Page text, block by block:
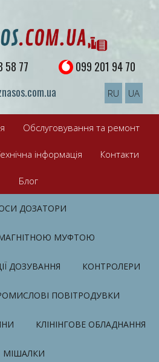
58 77
099 201 94 70
RU UA
Обслуговування та ремонт
інформація Контакти
Блог
ДОЗАТОРИ
МУФТОЮ
ДОЗУВАННЯ КОНТРОЛЕРИ
ПОВІТРОДУВКИ
КЛІНІНГОВЕ ОБЛАДНАННЯ
МІШАЛКИ